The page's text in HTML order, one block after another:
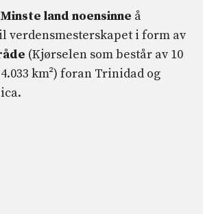
Minste land noensinne å
verdensmesterskapet i form av
(Kjørselen som består av 10
km²) foran Trinidad og